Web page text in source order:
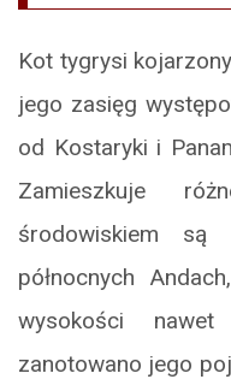
Kot tygrysi
jego zasięg
od Kostaryki i
Zamieszkuje
środowiskiem
północnych
wysokości
zanotowano jego